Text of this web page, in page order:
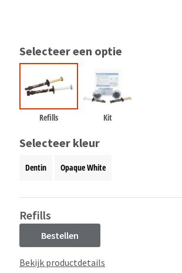
Selecteer een optie
Refills Kit
Selecteer kleur
Dentin Opaque White
Refills
Bestellen
Bekijk productdetails